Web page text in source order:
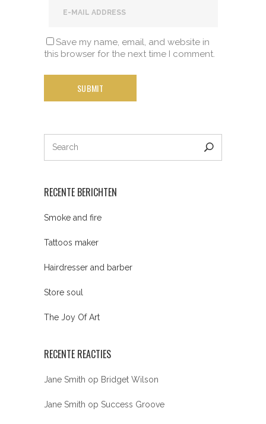
Save my name, email, and website in
this browser for the next time I comment.
RECENTE BERICHTEN
Smoke and fire
Tattoos maker
Hairdresser and barber
Store soul
The Joy Of Art
RECENTE REACTIES
Jane Smith op Bridget Wilson
Jane Smith op Success Groove